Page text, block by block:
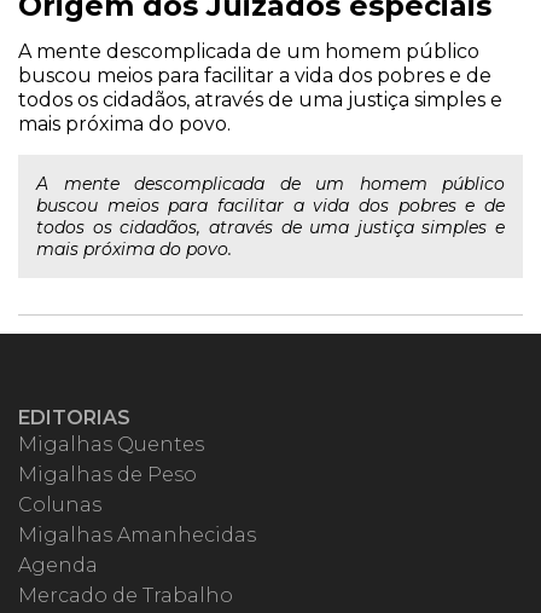
A mente descomplicada de um homem público
buscou meios para facilitar a vida dos pobres e de
todos os cidadãos, através de uma justiça simples e
mais próxima do povo.
A mente descomplicada de um homem público
buscou meios para facilitar a vida dos pobres e de
todos os cidadãos, através de uma justiça simples e
mais próxima do povo.
EDITORIAS
Migalhas Quentes
Migalhas de Peso
Colunas
Migalhas Amanhecidas
Agenda
Mercado de Trabalho